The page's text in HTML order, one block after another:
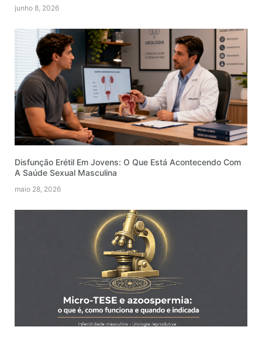
junho 8, 2026
Disfunção Erétil Em Jovens: O Que Está Acontecendo Com
A Saúde Sexual Masculina
maio 28, 2026